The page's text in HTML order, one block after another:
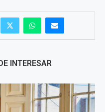
INTERESAR